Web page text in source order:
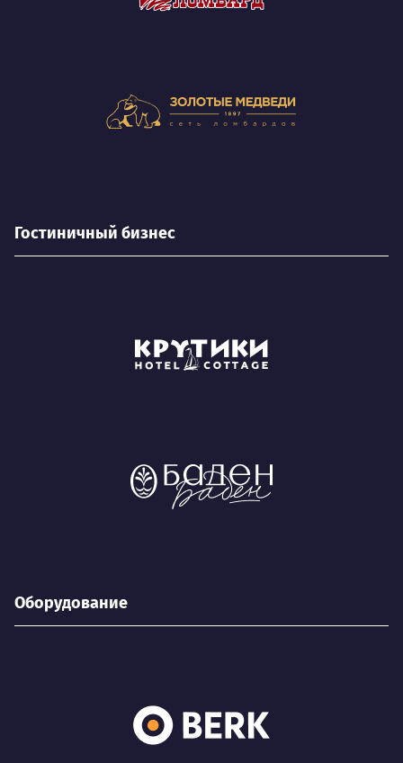
Гостиничный бизнес
Оборудование